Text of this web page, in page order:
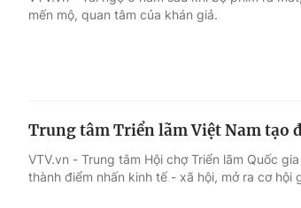
mến mộ, quan tâm của khán giả.
Trung tâm Triển lãm Việt Nam tạo
VTV.vn - Trung tâm Hội chợ Triển lãm Quốc
thành điểm nhấn kinh tế - xã hội, mở ra cơ